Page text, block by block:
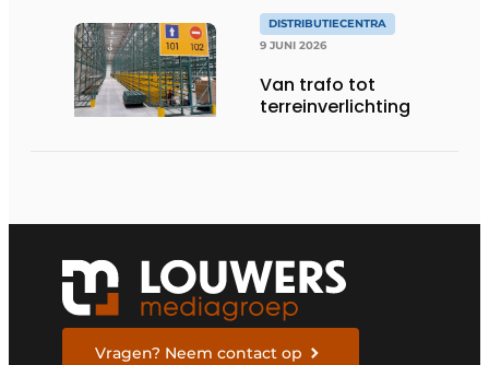
DISTRIBUTIECENTRA
9 JUNI 2026
Van trafo tot
terreinverlichting
Vragen? Neem contact op